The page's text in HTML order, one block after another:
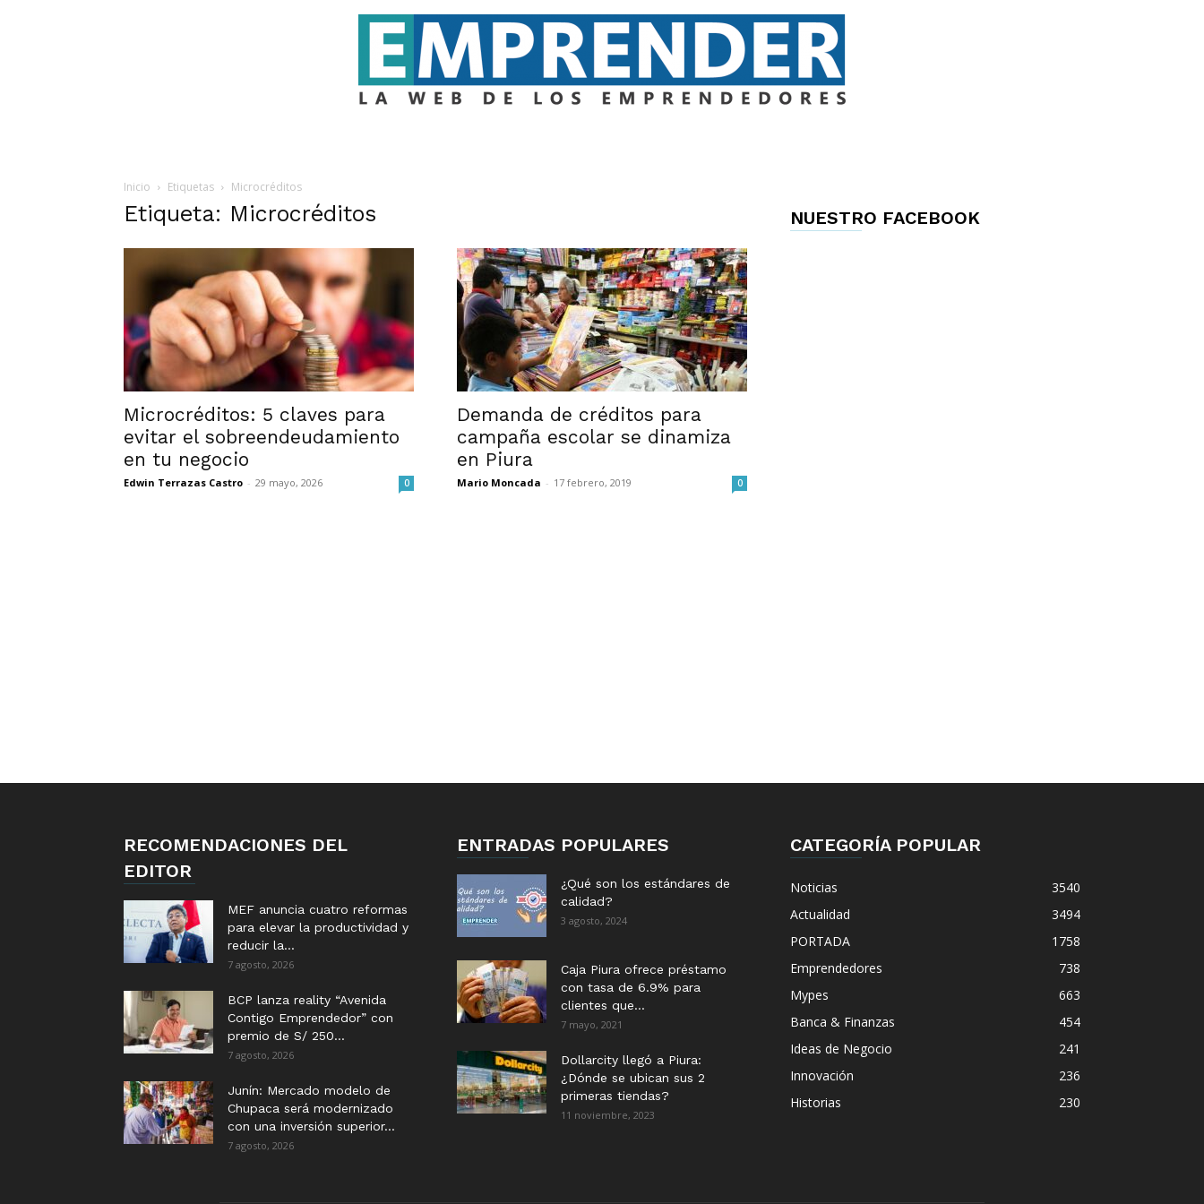
Inicio
Etiquetas Microcréditos
Etiqueta: Microcréditos
Microcréditos: 5 claves para
evitar el sobreendeudamiento
en tu negocio
Edwin Terrazas Castro - 29 mayo, 2026 0
Demanda de créditos para
campaña escolar se dinamiza
en Piura
Mario Moncada - 17 febrero, 2019 0
NUESTRO FACEBOOK
RECOMENDACIONES DEL
EDITOR
MEF anuncia cuatro reformas
para elevar la productividad y
reducir la...
7 agosto, 2026
BCP lanza reality “Avenida
Contigo Emprendedor” con
premio de S/ 250...
7 agosto, 2026
Junín: Mercado modelo de
Chupaca será modernizado
con una inversión superior...
7 agosto, 2026
ENTRADAS POPULARES
¿Qué son los estándares de
calidad?
3 agosto, 2024
Caja Piura ofrece préstamo
con tasa de 6.9% para
clientes que...
7 mayo, 2021
Dollarcity llegó a Piura:
¿Dónde se ubican sus 2
primeras tiendas?
11 noviembre, 2023
CATEGORÍA POPULAR
Noticias
3540
Actualidad
3494
PORTADA
1758
Emprendedores
738
Mypes
663
Banca & Finanzas
454
Ideas de Negocio
241
Innovación
236
Historias
230